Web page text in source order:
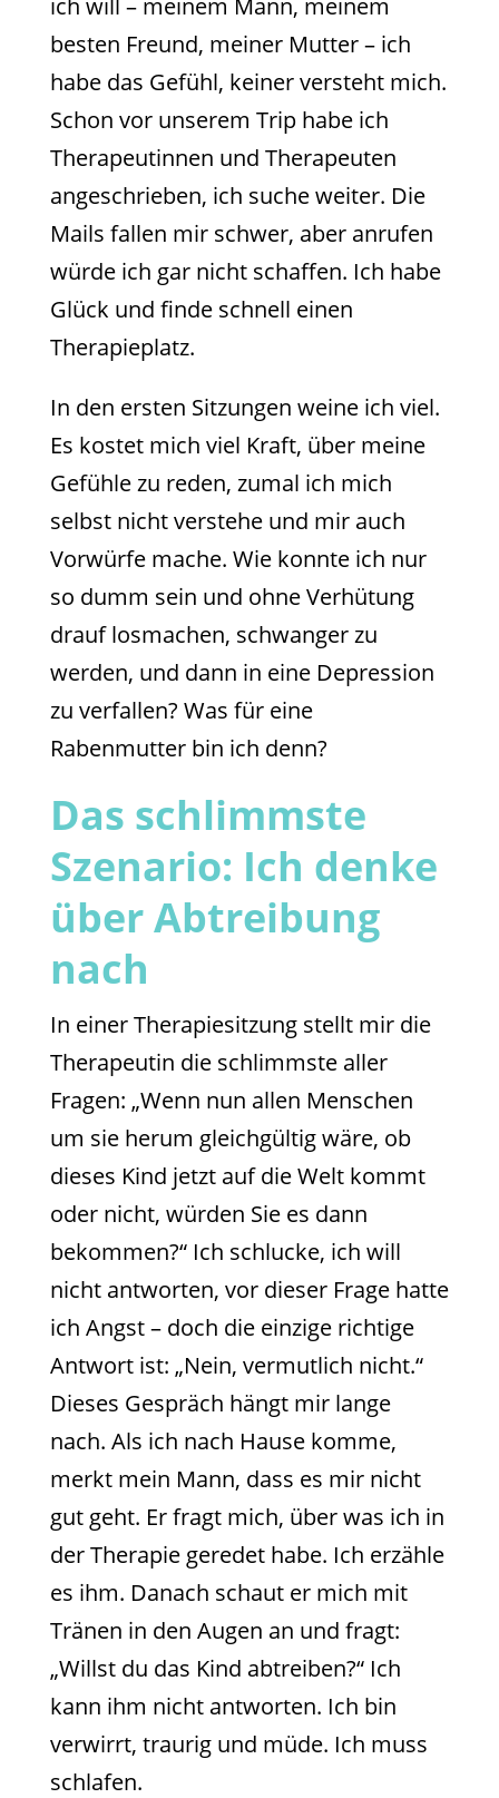
ich will – meinem Mann, meinem
besten Freund, meiner Mutter – ich
habe das Gefühl, keiner versteht mich.
Schon vor unserem Trip habe ich
Therapeutinnen und Therapeuten
angeschrieben, ich suche weiter. Die
Mails fallen mir schwer, aber anrufen
würde ich gar nicht schaffen. Ich habe
Glück und finde schnell einen
Therapieplatz.
In den ersten Sitzungen weine ich viel.
Es kostet mich viel Kraft, über meine
Gefühle zu reden, zumal ich mich
selbst nicht verstehe und mir auch
Vorwürfe mache. Wie konnte ich nur
so dumm sein und ohne Verhütung
drauf losmachen, schwanger zu
werden, und dann in eine Depression
zu verfallen? Was für eine
Rabenmutter bin ich denn?
Das schlimmste
Szenario: Ich denke
über Abtreibung
nach
In einer Therapiesitzung stellt mir die
Therapeutin die schlimmste aller
Fragen: „Wenn nun allen Menschen
um sie herum gleichgültig wäre, ob
dieses Kind jetzt auf die Welt kommt
oder nicht, würden Sie es dann
bekommen?“ Ich schlucke, ich will
nicht antworten, vor dieser Frage hatte
ich Angst – doch die einzige richtige
Antwort ist: „Nein, vermutlich nicht.“
Dieses Gespräch hängt mir lange
nach. Als ich nach Hause komme,
merkt mein Mann, dass es mir nicht
gut geht. Er fragt mich, über was ich in
der Therapie geredet habe. Ich erzähle
es ihm. Danach schaut er mich mit
Tränen in den Augen an und fragt:
„Willst du das Kind abtreiben?“ Ich
kann ihm nicht antworten. Ich bin
verwirrt, traurig und müde. Ich muss
schlafen.